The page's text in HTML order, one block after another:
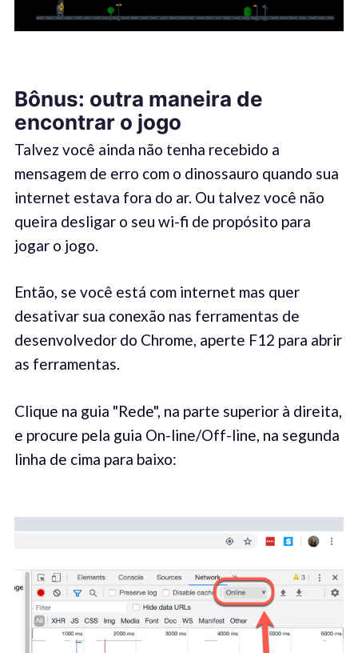
Bônus: outra maneira de
encontrar o jogo
Talvez você ainda não tenha recebido a
mensagem de erro com o dinossauro quando sua
internet estava fora do ar. Ou talvez você não
queira desligar o seu wi-fi de propósito para
jogar o jogo.
Então, se você está com internet mas quer
desativar sua conexão nas ferramentas de
desenvolvedor do Chrome, aperte F12 para abrir
as ferramentas.
Clique na guia "Rede", na parte superior à direita,
e procure pela guia On-line/Off-line, na segunda
linha de cima para baixo: